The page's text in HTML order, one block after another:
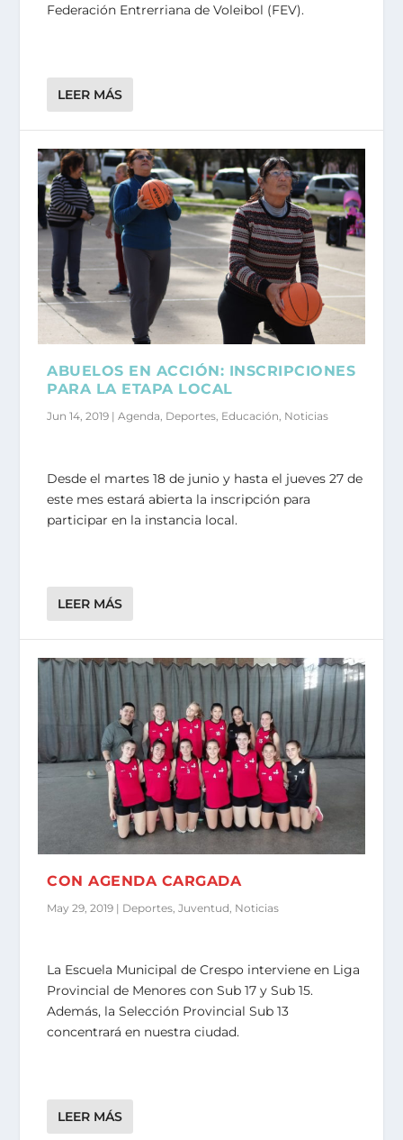
Federación Entrerriana de Voleibol (FEV).
LEER MÁS
ABUELOS EN ACCIÓN: INSCRIPCIONES
PARA LA ETAPA LOCAL
Jun 14, 2019 |Agenda, Deportes, Educación, Noticias
Desde el martes 18 de junio y hasta el jueves 27 de
este mes estará abierta la inscripción para
participar en la instancia local.
LEER MÁS
CON AGENDA CARGADA
May 29, 2019 | Deportes,Juventud, Noticias
La Escuela Municipal de Crespo interviene en Liga
Provincial de Menores con Sub 17 y Sub 15.
Además, la Selección Provincial Sub 13
concentrará en nuestra ciudad.
LEER MÁS